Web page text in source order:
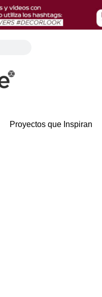
Proyectos que Inspiran